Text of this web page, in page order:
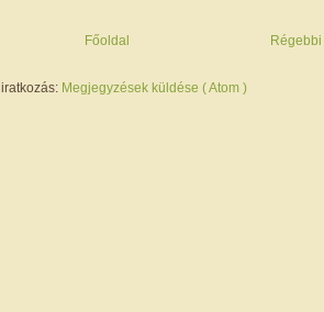
Főoldal
Megjegyzések küldése ( Atom )